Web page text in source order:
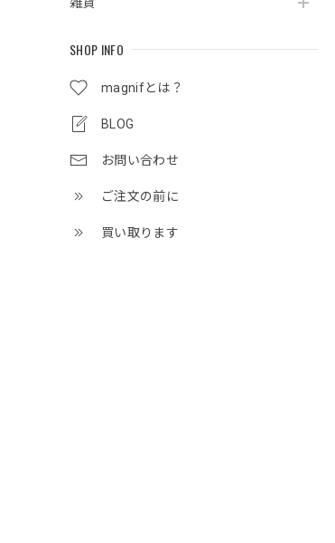
SHOP INFO
magnifとは？
BLOG
お問い合わせ
ご注文の前に
買い取ります